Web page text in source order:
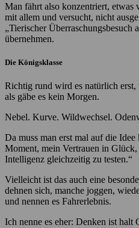
Man fährt also konzentriert, etwas
mit allem und versucht, nicht
„Tierischer Überraschungsbesuch
übernehmen.
Die Königsklasse
Richtig rund wird es natürlich
als gäbe es kein Morgen.
Nebel. Kurve. Wildwechsel.
Da muss man erst mal auf die
Moment, mein Vertrauen in
Intelligenz gleichzeitig zu testen.“
Vielleicht ist das auch eine
dehnen sich, manche joggen,
und nennen es Fahrerlebnis.
Ich nenne es eher: Denken ist halt